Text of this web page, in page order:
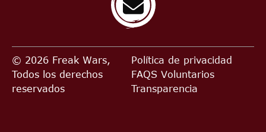
© 2026 Freak Wars,
Todos los derechos
reservados
Política de privacidad
FAQS Voluntarios
Transparencia